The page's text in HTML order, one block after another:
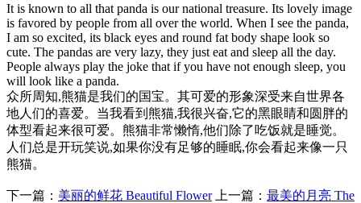
It is known to all that panda is our national treasure. Its lovely image
is favored by people from all over the world. When I see the panda,
I am so excited, its black eyes and round fat body shape look so
cute. The pandas are very lazy, they just eat and sleep all the day.
People always play the joke that if you have not enough sleep, you
will look like a panda.
众所周知,熊猫是我们的国宝。其可爱的形象深受来自世界各
地人们的喜爱。当我看到熊猫,我很兴奋,它的黑眼睛和圆胖的
体型看起来很可爱。熊猫非常懒惰,他们除了吃饭就是睡觉。
人们总是开玩笑说,如果你没有足够的睡眠,你会看起来像一只
熊猫。
下一篇： 美丽的鲜花 Beautiful Flower 上一篇： 最美的月亮 The